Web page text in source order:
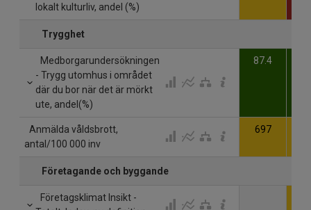
lokalt kulturliv, andel (%)
Trygghet
Medborgarundersökningen
- Trygg utomhus i området
där du bor när det är mörkt
ute, andel(%)
87.4
Anmälda våldsbrott,
antal/100 000 inv
697
Företagande och byggande
Företagsklimat Insikt -